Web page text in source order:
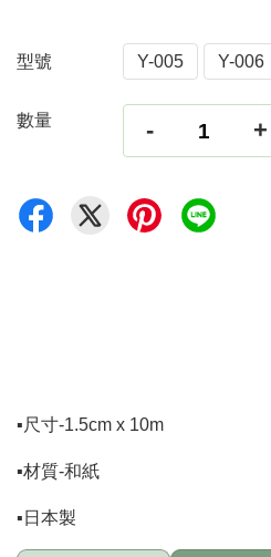
型號 Y-005 Y-006
數量 - +
▪️尺寸-1.5cm x 10m
▪️材質-和紙
▪️日本製